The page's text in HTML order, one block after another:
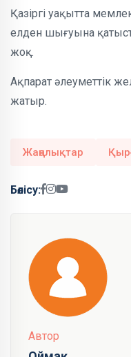
Қазіргі уақытта
елден шығуына
жоқ.
Ақпарат әлеуметтік
жатыр.
Жаңалықтар
Бөлісу:
Автор